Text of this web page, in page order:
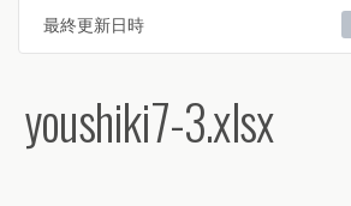
最終更新日時
youshiki7-3.xlsx